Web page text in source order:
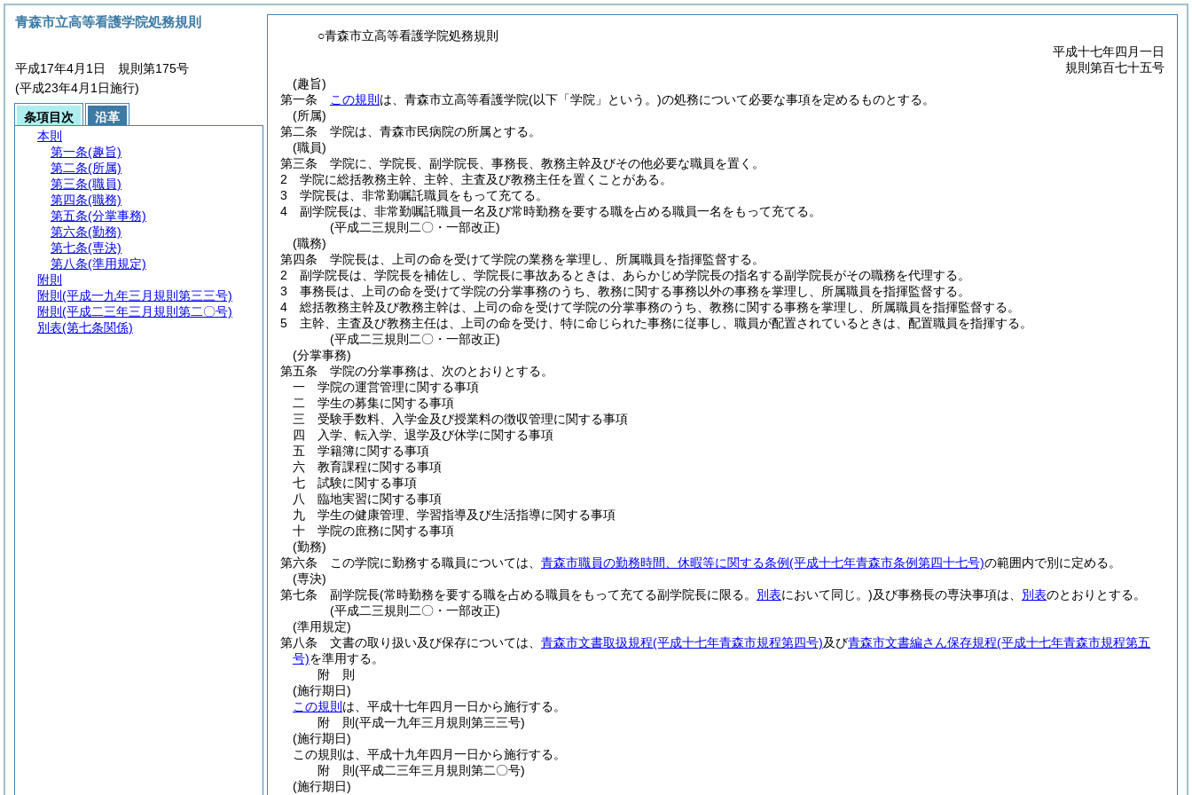
○青森市立高等看護学院処務規則
平成十七年四月一日
規則第百七十五号
(趣旨)
第一条
この規則 は、青森市立高等看護学院(以下「学院」という。)の処務について必要な事項を定めるものとする。
(所属)
第二条
学院は、青森市民病院の所属とする。
(職員)
第三条
学院に、学院長、副学院長、事務長、教務主幹及びその他必要な職員を置く。
2
学院に総括教務主幹、主幹、主査及び教務主任を置くことがある。
3
学院長は、非常勤嘱託職員をもって充てる。
4
副学院長は、非常勤嘱託職員一名及び常時勤務を要する職を占める職員一名をもって充てる。
(平成二三規則二〇・一部改正)
(職務)
第四条
学院長は、上司の命を受けて学院の業務を掌理し、所属職員を指揮監督する。
2
副学院長は、学院長を補佐し、学院長に事故あるときは、あらかじめ学院長の指名する副学院長がその職務を代理する。
3
事務長は、上司の命を受けて学院の分掌事務のうち、教務に関する事務以外の事務を掌理し、所属職員を指揮監督する。
4
総括教務主幹及び教務主幹は、上司の命を受けて学院の分掌事務のうち、教務に関する事務を掌理し、所属職員を指揮監督する。
5
主幹、主査及び教務主任は、上司の命を受け、特に命じられた事務に従事し、職員が配置されているときは、配置職員を指揮する。
(平成二三規則二〇・一部改正)
(分掌事務)
第五条
学院の分掌事務は、次のとおりとする。
一
学院の運営管理に関する事項
二
学生の募集に関する事項
三
受験手数料、入学金及び授業料の徴収管理に関する事項
四
入学、転入学、退学及び休学に関する事項
五
学籍簿に関する事項
六
教育課程に関する事項
七
試験に関する事項
八
臨地実習に関する事項
九
学生の健康管理、学習指導及び生活指導に関する事項
十
学院の庶務に関する事項
(勤務)
第六条
この学院に勤務する職員については、 青森市職員の勤務時間、休暇等に関する条例(平成十七年青森市条例第四十七号)の範囲内で別に定める。
(専決)
第七条
副学院長(常時勤務を要する職を占める職員をもって充てる副学院長に限る。 別表において同じ。)及び事務長の専決事項は、 別表のとおりとする。
(平成二三規則二〇・一部改正)
(準用規定)
第八条
文書の取り扱い及び保存については、 青森市文書取扱規程(平成十七年青森市規程第四号)及び青森市文書編さん保存規程(平成十七年青森市規程第五
号)を準用する。
附 則
(施行期日)
この規則 は、平成十七年四月一日から施行する。
附 則(平成一九年三月規則第三三号)
(施行期日)
この規則は、平成十九年四月一日から施行する。
附 則(平成二三年三月規則第二〇号)
(施行期日)
青森市立高等看護学院処務規則
平成17年4月1日 規則第175号
(平成23年4月1日施行)
条項目次
沿革
本則
第一条(趣旨)
第二条(所属)
第三条(職員)
第四条(職務)
第五条(分掌事務)
第六条(勤務)
第七条(専決)
第八条(準用規定)
附則
附則 (平成一九年三月規則第三三号)
附則 (平成二三年三月規則第二〇号)
別表(第七条関係)